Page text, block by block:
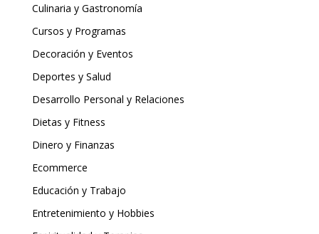
Culinaria y Gastronomía
Cursos y Programas
Decoración y Eventos
Deportes y Salud
Desarrollo Personal y Relaciones
Dietas y Fitness
Dinero y Finanzas
Ecommerce
Educación y Trabajo
Entretenimiento y Hobbies